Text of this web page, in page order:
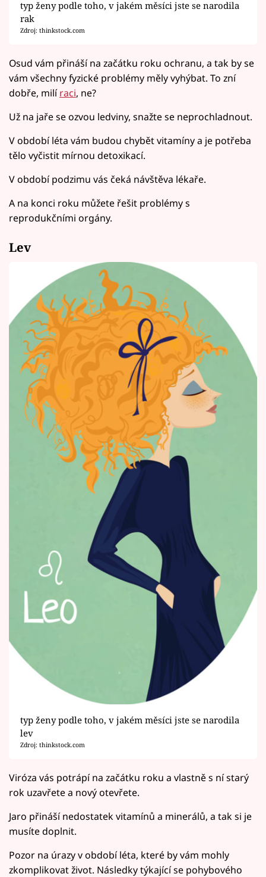
typ ženy podle toho, v jakém měsíci jste se narodila
rak
Zdroj: thinkstock.com
Osud vám přináší na začátku roku ochranu, a tak by se
vám všechny fyzické problémy měly vyhýbat. To zní
dobře, milíraci, ne?
Už na jaře se ozvou ledviny, snažte se neprochladnout.
V období léta vám budou chybět vitamíny a je potřeba
tělo vyčistit mírnou detoxikací.
V období podzimu vás čeká návštěva lékaře.
A na konci roku můžete řešit problémy s
reprodukčními orgány.
Lev
typ ženy podle toho, v jakém měsíci jste se narodila
lev
Zdroj: thinkstock.com
Viróza vás potrápí na začátku roku a vlastně s ní starý
rok uzavřete a nový otevřete.
Jaro přináší nedostatek vitamínů a minerálů, a tak si je
musíte doplnit.
Pozor na úrazy v období léta, které by vám mohly
zkomplikovat život. Následky týkající se pohybového